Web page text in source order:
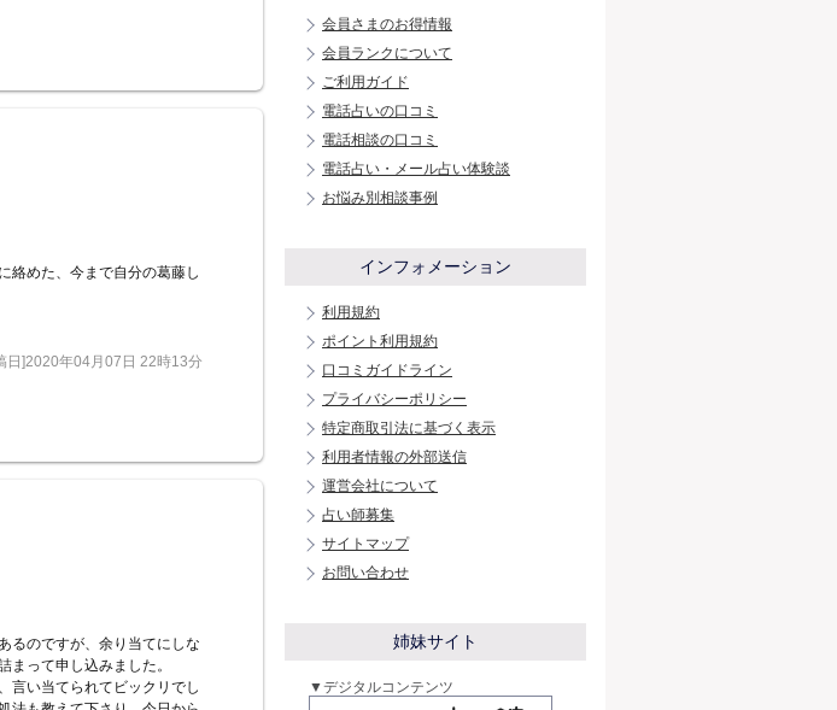
絡めた、今まで自分の葛藤し
日]2020年04月07日 22時13分
るのですが、余り当てにしな
まって申し込みました。
言い当てられてビックリでし
会員さまのお得情報
会員ランクについて
ご利用ガイド
電話占いの口コミ
電話相談の口コミ
電話占い・メール占い体験談
お悩み別相談事例
インフォメーション
利用規約
ポイント利用規約
口コミガイドライン
プライバシーポリシー
特定商取引法に基づく表示
利用者情報の外部送信
運営会社について
占い師募集
サイトマップ
お問い合わせ
姉妹サイト
▼デジタルコンテンツ